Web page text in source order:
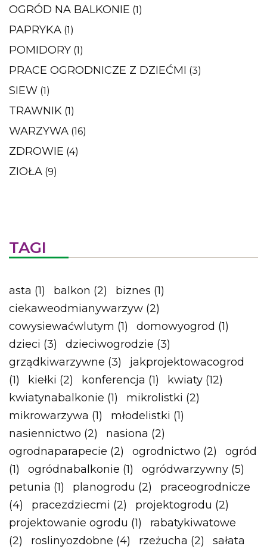
OGRÓD NA BALKONIE (1)
PAPRYKA (1)
POMIDORY (1)
PRACE OGRODNICZE Z DZIEĆMI (3)
SIEW (1)
TRAWNIK (1)
WARZYWA (16)
ZDROWIE (4)
ZIOŁA (9)
TAGI
asta (1) balkon (2) biznes (1)
ciekaweodmianywarzyw (2)
cowysiewaćwlutym (1) domowyogrod (1)
dzieci (3) dzieciwogrodzie (3)
grządkiwarzywne (3)
jakprojektowacogrod
(1)
kiełki (2) konferencja (1) kwiaty (12)
kwiatynabalkonie (1) mikrolistki (2)
mikrowarzywa (1) młodelistki (1)
nasiennictwo (2) nasiona (2)
ogrodnaparapecie (2) ogrodnictwo (2)
ogród
(1)
ogródnabalkonie (1) ogródwarzywny (5)
petunia (1) planogrodu (2)
praceogrodnicze
(4)
pracezdziecmi (2) projektogrodu (2)
projektowanie ogrodu (1)
rabatykiwatowe
(2)
roslinyozdobne (4) rzeżucha (2)
sałata